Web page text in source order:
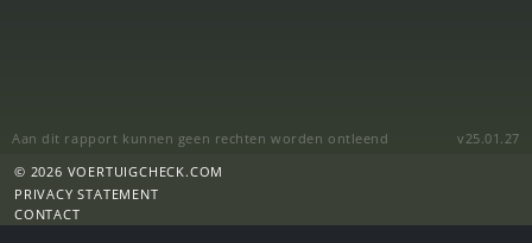
Aan dit rapport kunnen geen rechten worden ontleend
v25.01.27
© 2026 VOERTUIGCHECK.COM
PRIVACY STATEMENT
CONTACT